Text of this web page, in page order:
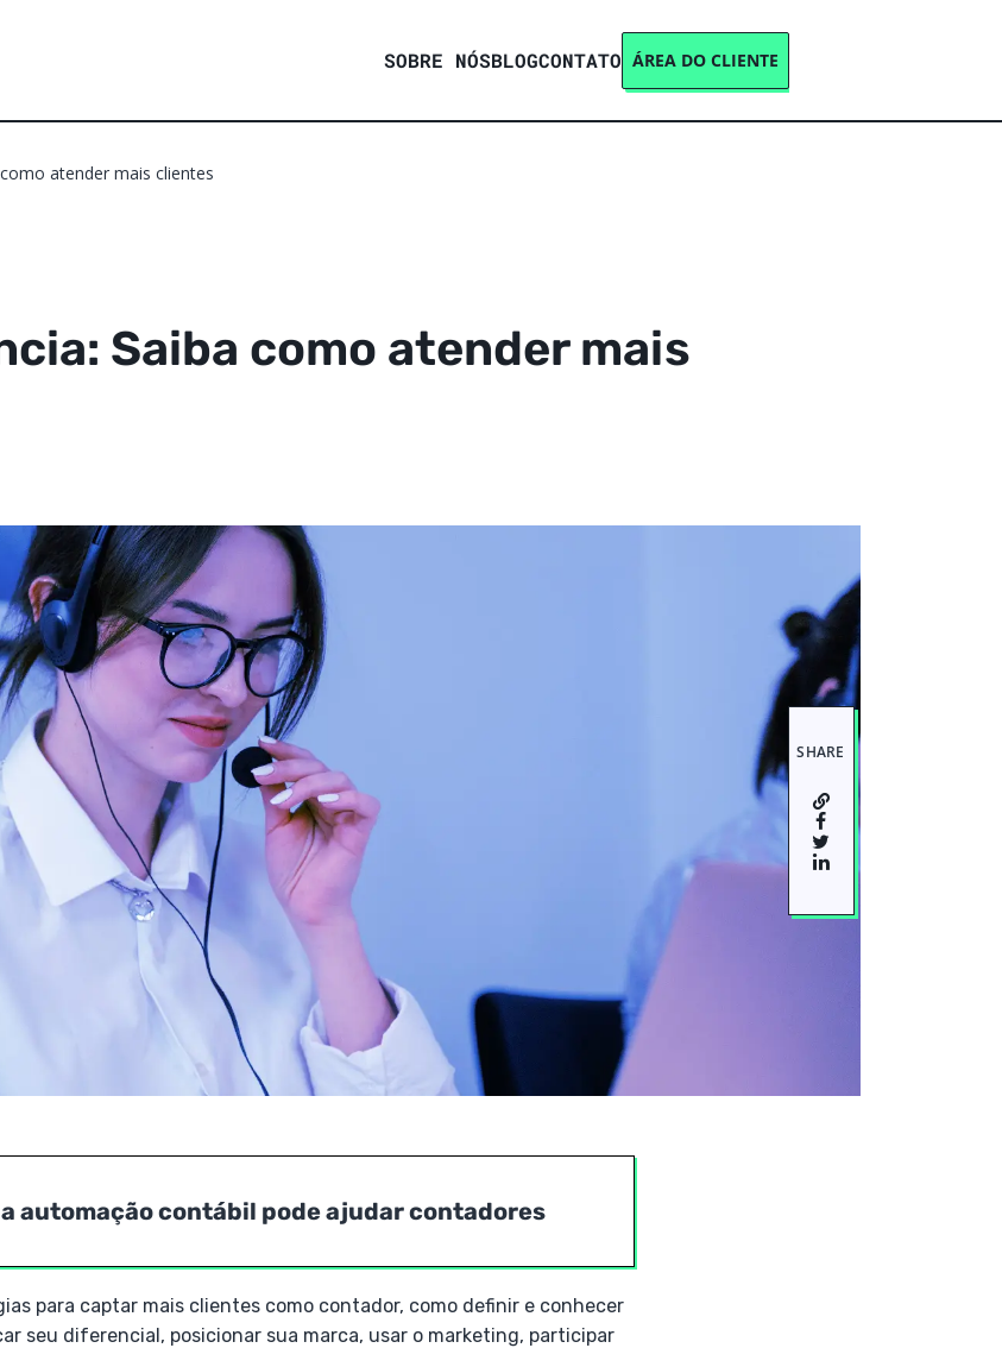
SOBRE NÓSBLOGCONTATO ÁREA DO CLIENTE
atender mais clientes
Saiba como atender mais
SHARE
automação contábil pode ajudar contadores
para captar mais clientes como contador, como definir e conhecer
seu diferencial, posicionar sua marca, usar o marketing, participar